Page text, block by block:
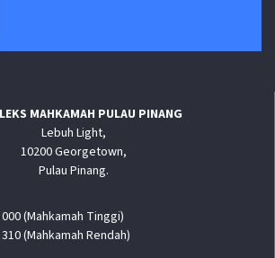
MAHKAMAH PULAU PINANG
Lebuh Light,
10200 Georgetown,
Pulau Pinang.
(Mahkamah Tinggi)
(Mahkamah Rendah)